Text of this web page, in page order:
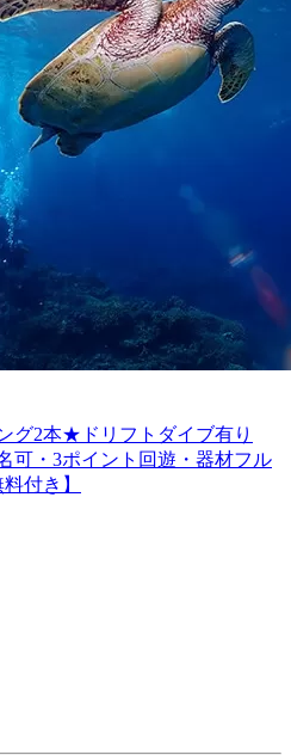
グ2本★ドリフトダイブ有り
可・3ポイント回遊・器材フル
付き】